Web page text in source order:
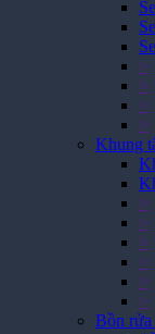
>
>
>
>
Khung
>
>
>
>
>
>
Bồn rửa